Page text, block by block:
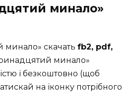
минало»
минало» скачать fb2, pdf,
минало»
і безкоштовно (щоб
на іконку потрібного